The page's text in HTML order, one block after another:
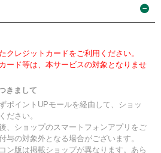
クレジットカードをご利用ください。
ード等は、本サービスの対象となりませ
きまして
ポイントUPモールを経由して、ショッ
ださい。
、ショップのスマートフォンアプリをご
与の対象外となる場合がございます。
ン版は掲載ショップが異なります。あら